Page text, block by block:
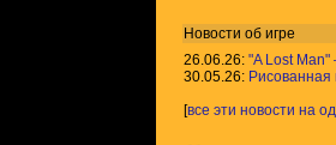
Новости об игре
26.06.26: "A Lost Man"
30.05.26:
[все эти новости на